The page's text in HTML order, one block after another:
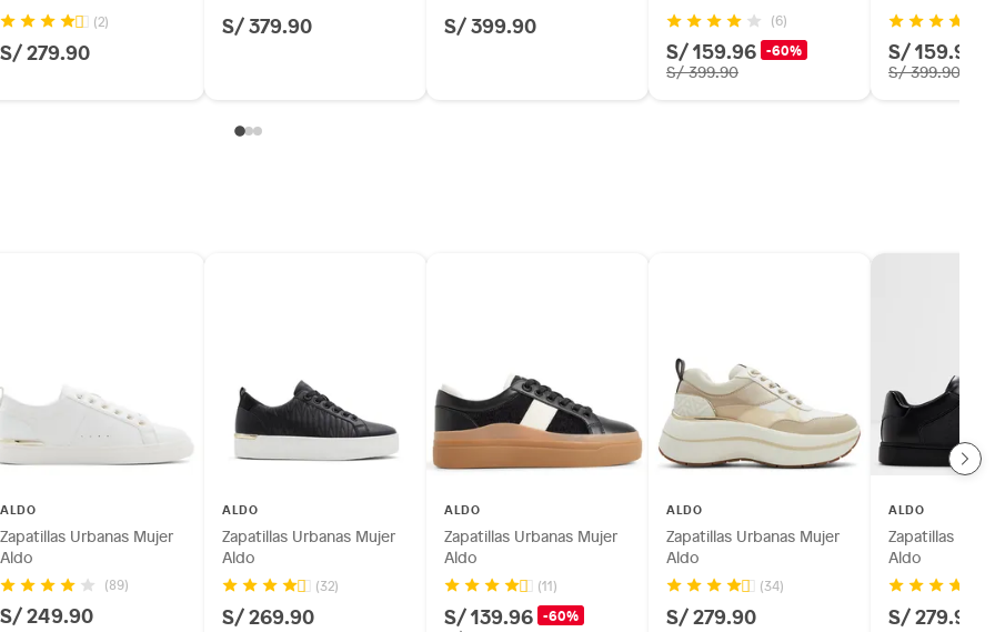
(2)
S/ 279.90
S/ 379.90 S/ 399.90 (6)
S/ 159.96 -60%
S/ 399.90
S/ 159.96
S/ 399.90
ALDO
Zapatillas Urbanas Mujer
Aldo
(89)
S/ 249.90
ALDO
Zapatillas Urbanas Mujer
Aldo
(32)
S/ 269.90
ALDO
Zapatillas Urbanas Mujer
Aldo
(11)
S/ 139.96 -60%
ALDO
Zapatillas Urbanas Mujer
Aldo
(34)
S/ 279.90
ALDO
Zapatillas
Aldo
S/ 279.90